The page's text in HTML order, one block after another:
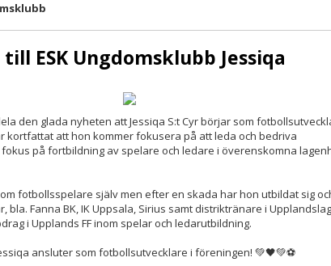
ESK Ungdomsklubb Jessiqa
den glada nyheten att Jessiqa S:t Cyr börjar som
kortfattat att hon kommer fokusera på att leda och bedriva
på fortbildning av spelare och ledare i överenskomna
fotbollsspelare själv men efter en skada har hon utbildat sig
bla. Fanna BK, IK Uppsala, Sirius samt distriktränare i
i Upplands FF inom spelar och ledarutbildning.
ansluter som fotbollsutvecklare i föreningen! 💚🖤💚⚽️